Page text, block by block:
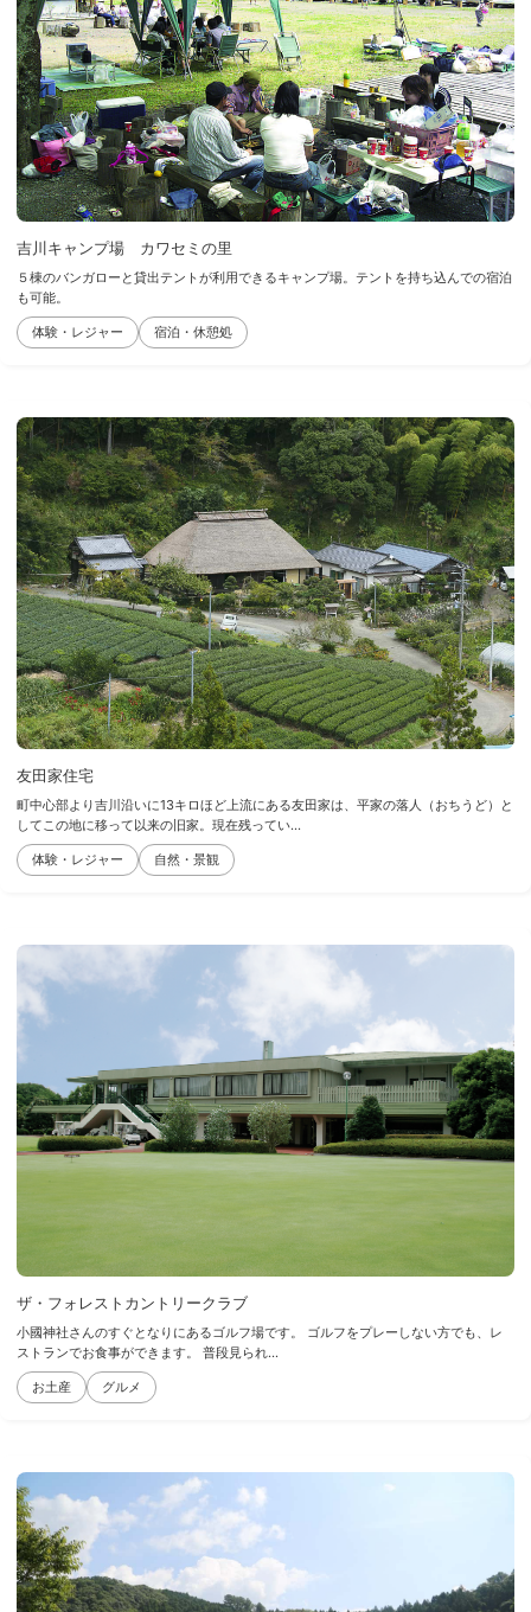
吉川キャンプ場 カワセミの里
５棟のバンガローと貸出テントが利用できるキャンプ場。テントを持ち込んでの宿泊
も可能。
体験・レジャー 宿泊・休憩処
友田家住宅
町中心部より吉川沿いに13キロほど上流にある友田家は、平家の落人（おちうど）と
してこの地に移って以来の旧家。現在残ってい...
体験・レジャー 自然・景観
ザ・フォレストカントリークラブ
小國神社さんのすぐとなりにあるゴルフ場です。 ゴルフをプレーしない方でも、レ
ストランでお食事ができます。 普段見られ...
お土産 グルメ